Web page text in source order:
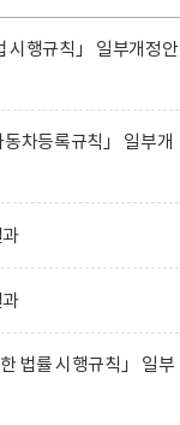
시행규칙」 일부개정안
차등록규칙」 일부개
법률 시행규칙」 일부